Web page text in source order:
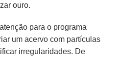
ouro.
para o programa
um acervo com partículas
irregularidades. De